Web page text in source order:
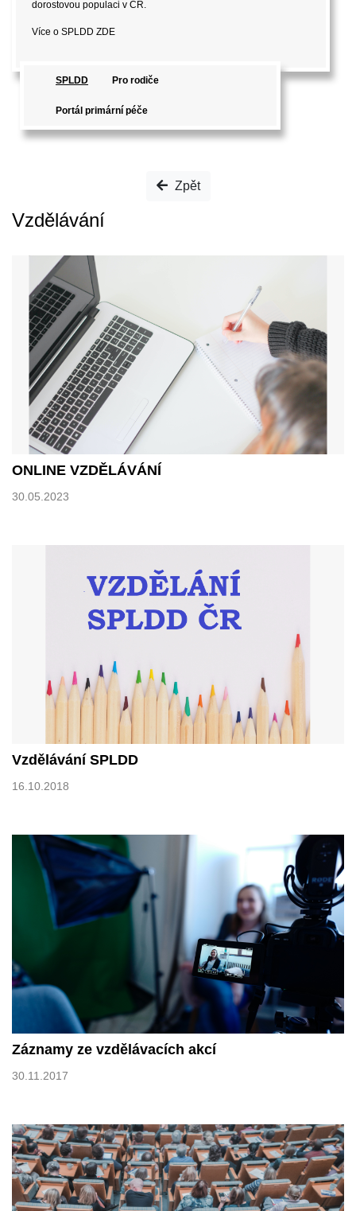
dorostovou populaci v ČR.
Více o SPLDD ZDE
SPLDD Pro rodiče
Portál primární péče
Zpět
Vzdělávání
ONLINE VZDĚLÁVÁNÍ
30.05.2023
Vzdělávání SPLDD
16.10.2018
Záznamy ze vzdělávacích akcí
30.11.2017